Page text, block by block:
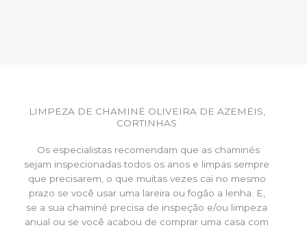
LIMPEZA DE CHAMINÉ OLIVEIRA DE AZEMÉIS,
CORTINHAS
Os especialistas recomendam que as chaminés
sejam inspecionadas todos os anos e limpas sempre
que precisarem, o que muitas vezes cai no mesmo
prazo se você usar uma lareira ou fogão a lenha. E,
se a sua chaminé precisa de inspeção e/ou limpeza
anual ou se você acabou de comprar uma casa com